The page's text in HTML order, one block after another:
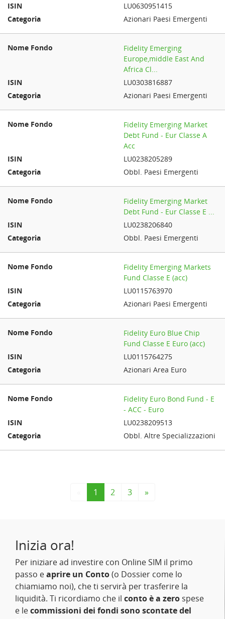
LU0630951415
Azionari Paesi Emergenti
Fidelity Emerging
Europe,middle East And
Africa Cl...
LU0303816887
Azionari Paesi Emergenti
Fidelity Emerging Market
Debt Fund - Eur Classe A
Acc
LU0238205289
Obbl. Paesi Emergenti
Fidelity Emerging Market
Debt Fund - Eur Classe E ...
LU0238206840
Obbl. Paesi Emergenti
Fidelity Emerging Markets
Fund Classe E (acc)
LU0115763970
Azionari Paesi Emergenti
Fidelity Euro Blue Chip
Fund Classe E Euro (acc)
LU0115764275
Azionari Area Euro
Fidelity Euro Bond Fund - E
- ACC - Euro
LU0238209513
Obbl. Altre Specializzazioni
1 2 3 »
Inizia ora!
Per iniziare ad investire con Online SIM il primo
passo eaprire un Conto(o Dossier come lo
chiamiamo noi), che ti servirà per trasferire la
liquidità. Ti ricordiamo che il conto è a zero spese
e lecommissioni dei fondi sono scontate del